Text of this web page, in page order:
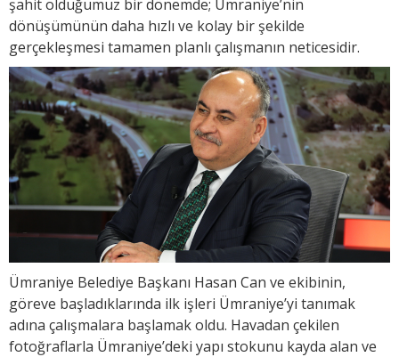
şahit olduğumuz bir dönemde; Ümraniye’nin
dönüşümünün daha hızlı ve kolay bir şekilde
gerçekleşmesi tamamen planlı çalışmanın neticesidir.
Ümraniye Belediye Başkanı Hasan Can ve ekibinin,
göreve başladıklarında ilk işleri Ümraniye’yi tanımak
adına çalışmalara başlamak oldu. Havadan çekilen
fotoğraflarla Ümraniye’deki yapı stokunu kayda alan ve